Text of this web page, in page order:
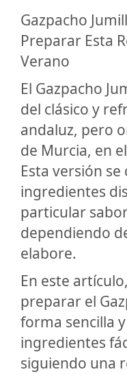
Gazpacho
Preparar Esta
Verano
El Gazpacho
del clásico y
andaluz, pero
de Murcia, en
Esta versión
ingredientes
particular
dependiendo
elabore.
En este
preparar el
forma sencilla
ingredientes
siguiendo una